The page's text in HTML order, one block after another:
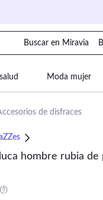
Buscar en Miravia
Moda mujer
Bebé
de disfraces
hombre rubia de